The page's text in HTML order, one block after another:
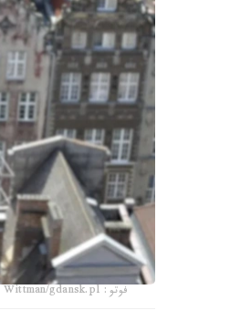
فوتو: AP Photo/Piotr Wittman/gdansk.pl